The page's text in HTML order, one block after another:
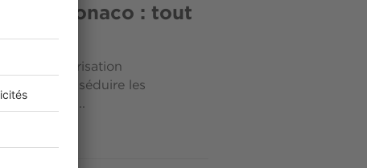
à Monaco : tout
de valorisation
de séduire les
les...